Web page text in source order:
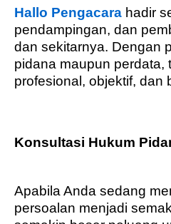
Hallo Pengacara hadir
pendampingan, dan
dan sekitarnya. Dengan
pidana maupun perdata,
profesional, objektif, dan
Konsultasi Hukum
Apabila Anda sedang
persoalan menjadi